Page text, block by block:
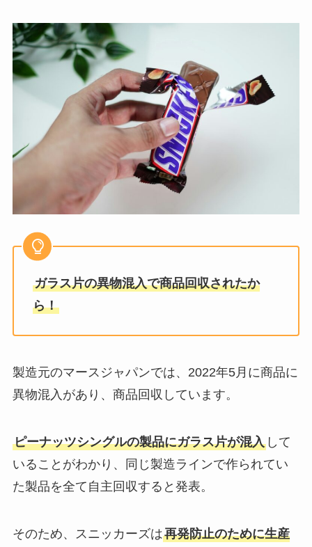
ガラス片の異物混入で商品回収されたか
ら！
製造元のマースジャパンでは、2022年5月に商品に
異物混入があり、商品回収しています。
ピーナッツシングルの製品にガラス片が混入して
いることがわかり、同じ製造ラインで作られてい
た製品を全て自主回収すると発表。
そのため、スニッカーズは再発防止のために生産